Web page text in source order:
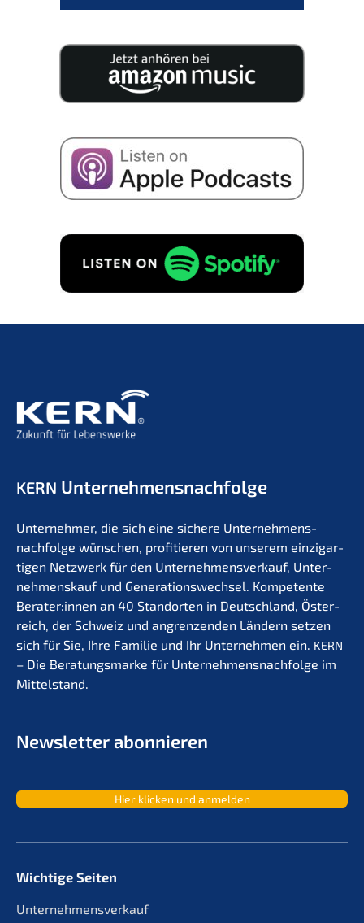
geballtes Wissen für Ihre Unternehmensnachfolge.
gemäßDatenschutzerklärungzu.
GRATIS ANFORDERN!
KERN Unternehmens­nachfolge
Unter­neh­mer, die sich eine siche­re Unternehmens­
nachfolge wünschen, profi­tie­ren von unserem einzig­ar­
ti­gen Netzwerk für den Unter­nehmens­verkauf, Unter­
nehmens­kauf und Generations­wechsel. Kompe­ten­te
Berater:innen an 40 Stand­or­ten in Deutsch­land, Öster­
reich, der Schweiz und angren­zen­den Ländern setzen
sich für Sie, Ihre Familie und Ihr Unter­neh­men ein. KERN
– Die Beratungs­mar­ke für Unternehmens­nachfolge im
Mittelstand.
Newslet­ter abonnieren
Hier klicken und anmelden
Wichtige Seiten
Unternehmensverkauf